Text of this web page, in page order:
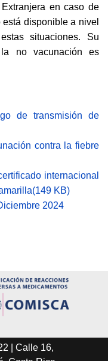
en caso de
disponible a nivel
situaciones. Su
no vacunación es
de transmisión de
contra la fiebre
internacional
(149 KB)
2024
| Calle 16,